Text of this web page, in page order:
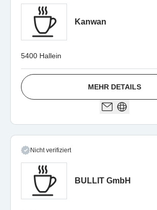
Kanwan
5400 Hallein
MEHR DETAILS
Nicht verifiziert
BULLIT GmbH